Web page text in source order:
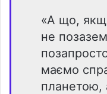
«А що,
не
маємо
планетою,